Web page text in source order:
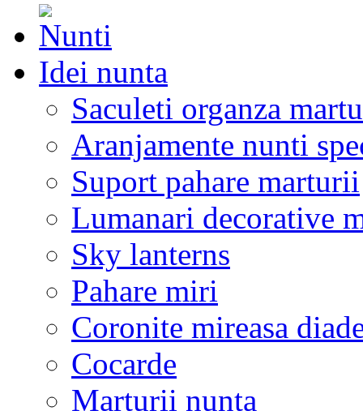
Idei nunta
Saculeti organza
Aranjamente nunti
Suport pahare marturii
Lumanari decorative
Sky lanterns
Pahare miri
Coronite mireasa
Cocarde
Marturii nunta